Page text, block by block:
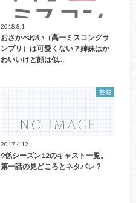
2018.8.1
おさかべゆい（高一ミスコングラ
ンプリ）は可愛くない？姉妹はか
わいいけど顔は似…
芸能
2017.4.12
9係シーズン12のキャスト一覧。
第一話の見どころとネタバレ？